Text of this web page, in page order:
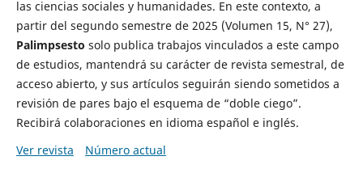
las ciencias sociales y humanidades. En este contexto, a
partir del segundo semestre de 2025 (Volumen 15, N° 27),
Palimpsesto solo publica trabajos vinculados a este campo
de estudios, mantendrá su carácter de revista semestral, de
acceso abierto, y sus artículos seguirán siendo sometidos a
revisión de pares bajo el esquema de “doble ciego”.
Recibirá colaboraciones en idioma español e inglés.
Ver revista
Número actual